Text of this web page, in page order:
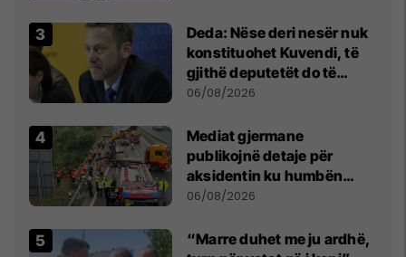
Deda: Nëse deri nesër nuk
konstituohet Kuvendi, të
gjithë deputetët do të
bëjnë shkelje të rëndë
06/08/2026
Mediat gjermane
publikojnë detaje për
aksidentin ku humbën
jetën tre mërgimtarë nga
06/08/2026
“Marre duhet me ju ardhë,